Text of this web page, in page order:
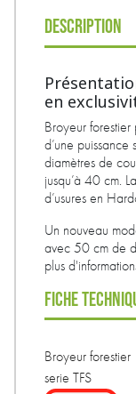
DESCRIPTION
en
Broyeur
d’une
diamètres de
jusqu’à 40 cm.
d’usures en
Un nouveau
avec 50 cm de
plus
FICHE
Broyeur forestier
serie TFS